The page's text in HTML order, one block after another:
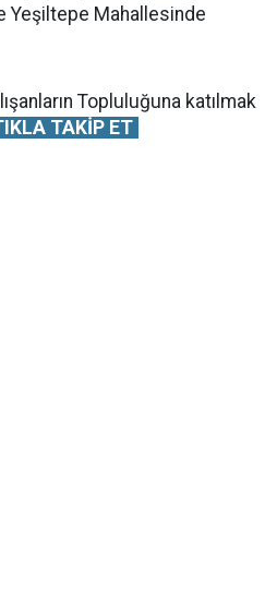
Yeşiltepe Mahallesinde
Topluluğuna katılmak
TAKİP ET